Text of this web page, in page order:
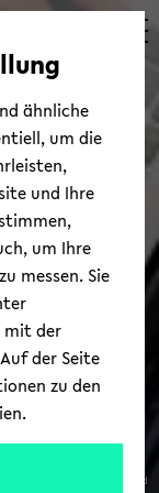
© Uni­ver­si­tät Bie­le­feld
ähnliche
um die
und Ihre
um Ihre
messen. Sie
mit der
der Seite
zu den